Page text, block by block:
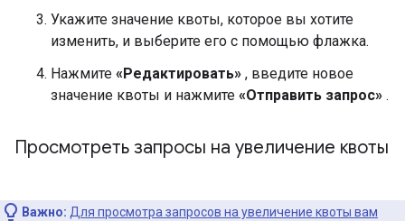
Укажите значение квоты, которое вы хотите
изменить, и выберите его с помощью флажка.
Нажмите «Редактировать» , введите новое
значение квоты и нажмите «Отправить запрос» .
Просмотреть запросы на увеличение квоты
Важно: Для просмотра запросов на увеличение квоты вам